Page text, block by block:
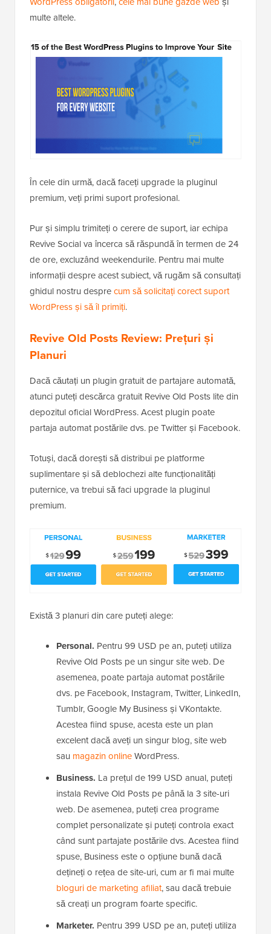
multe altele.
În cele din urmă, dacă faceți upgrade la pluginul
premium, veți primi suport profesional.
Pur și simplu trimiteți o cerere de suport, iar echipa
Revive Social va încerca să răspundă în termen de 24
de ore, excluzând weekendurile. Pentru mai multe
informații despre acest subiect, vă rugăm să consultați
ghidul nostru desprecum să solicitați corect suport
WordPress și să îl primiți.
Revive Old Posts Review: Prețuri și
Planuri
Dacă căutați un plugin gratuit de partajare automată,
atunci puteți descărca gratuit Revive Old Posts lite din
depozitul oficial WordPress. Acest plugin poate
partaja automat postările dvs. pe Twitter și Facebook.
Totuși, dacă dorești să distribui pe platforme
suplimentare și să deblochezi alte funcționalități
puternice, va trebui să faci upgrade la pluginul
premium.
Există 3 planuri din care puteți alege:
Personal. Pentru 99 USD pe an, puteți utiliza
Revive Old Posts pe un singur site web. De
asemenea, poate partaja automat postările
dvs. pe Facebook, Instagram, Twitter, LinkedIn,
Tumblr, Google My Business și VKontakte.
Acestea fiind spuse, acesta este un plan
excelent dacă aveți un singur blog, site web
sau magazin onlineWordPress.
Business. La prețul de 199 USD anual, puteți
instala Revive Old Posts pe până la 3 site-uri
web. De asemenea, puteți crea programe
complet personalizate și puteți controla exact
când sunt partajate postările dvs. Acestea fiind
spuse, Business este o opțiune bună dacă
dețineți o rețea de site-uri, cum ar fi mai multe
bloguri de marketing afiliat, sau dacă trebuie
să creați un program foarte specific.
Marketer. Pentru 399 USD pe an, puteți utiliza